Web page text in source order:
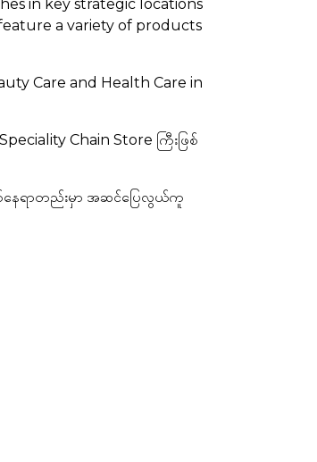
in key strategic locations
a variety of products
Care and Health Care in
Chain Store ကြီးဖြစ်
တစ်နေရာတည်းမှာ အဆင်ပြေလွယ်ကူ